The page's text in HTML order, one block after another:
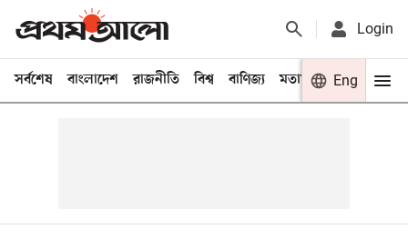
Login
সর্বশেষ বাংলাদেশ রাজনীতি বিশ্ব বাণিজ্য মতামত খেলা
Eng